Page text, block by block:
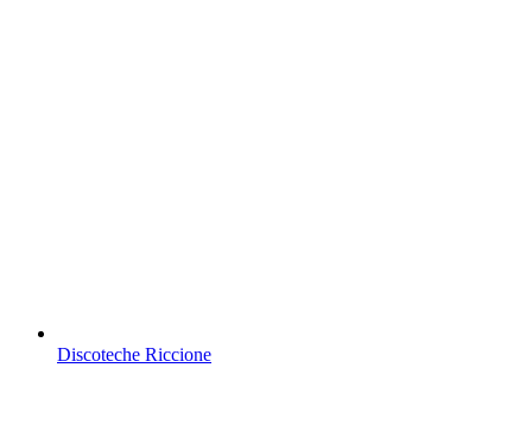
Discoteche Riccione